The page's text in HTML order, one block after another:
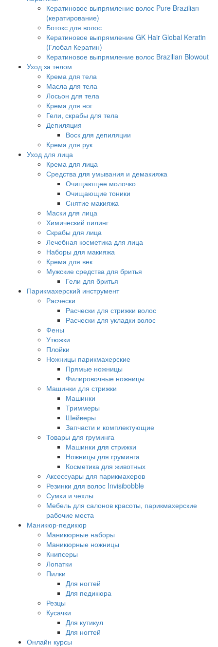
Кератиновое выпрямление волос Pure Brazilian
(кератирование)
Ботокс для волос
Кератиновое выпрямление GK Hair Global Keratin
(Глобал Кератин)
Кератиновое выпрямление волос Brazilian Blowout
Уход за телом
Крема для тела
Масла для тела
Лосьон для тела
Крема для ног
Гели, скрабы для тела
Депиляция
Воск для депиляции
Крема для рук
Уход для лица
Крема для лица
Средства для умывания и демакияжа
Очищающее молочко
Очищающие тоники
Снятие макияжа
Маски для лица
Химический пилинг
Скрабы для лица
Лечебная косметика для лица
Наборы для макияжа
Крема для век
Мужские средства для бритья
Гели для бритья
Парикмахерский инструмент
Расчески
Расчески для стрижки волос
Расчески для укладки волос
Фены
Утюжки
Плойки
Ножницы парикмахерские
Прямые ножницы
Филировочные ножницы
Машинки для стрижки
Машинки
Триммеры
Шейверы
Запчасти и комплектующие
Товары для груминга
Машинки для стрижки
Ножницы для груминга
Косметика для животных
Аксессуары для парикмахеров
Резинки для волос Invisibobble
Сумки и чехлы
Мебель для салонов красоты, парикмахерские
рабочие места
Маникюр-педикюр
Маникюрные наборы
Маникюрные ножницы
Книпсеры
Лопатки
Пилки
Для ногтей
Для педикюра
Резцы
Кусачки
Для кутикул
Для ногтей
Онлайн курсы